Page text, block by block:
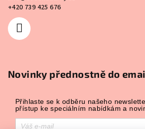
+420 739 425 676
Novinky přednostně do
Přihlaste se k odběru našeho
přístup ke speciálním nabídkám a